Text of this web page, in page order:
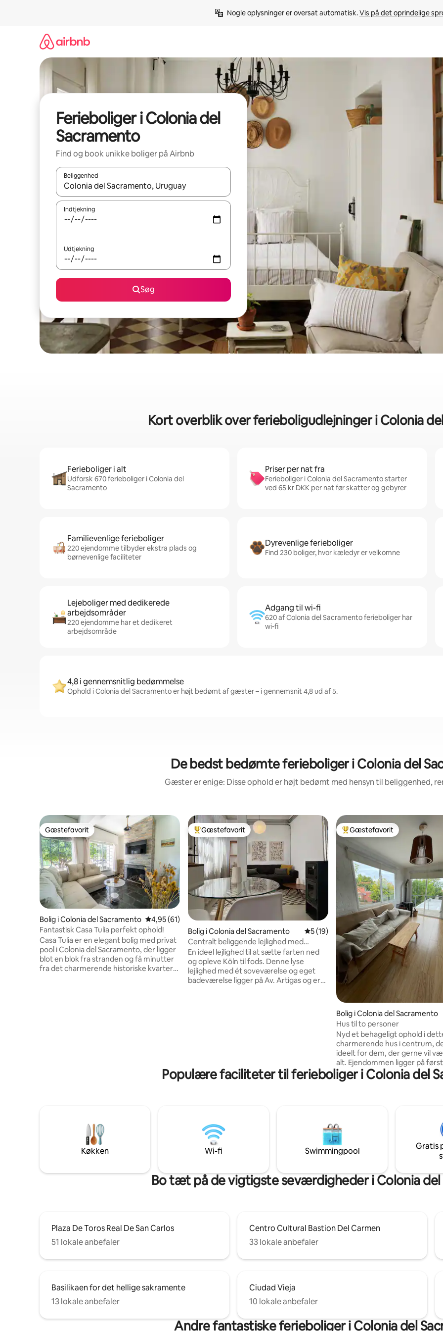
Nogle oplysninger er oversat automatisk. Vis på det oprindelige
Ferieboliger i Colonia del
Sacramento
Find og book unikke boliger på Airbnb
Beliggenhed
Når resultaterne er tilgængelige, skal du navigere med piletasterne op og ned eller se mere ved at trykke eller stryge.
Indtjekning
Udtjekning
Søg
Kort overblik over ferieboligudlejninger i Colonia
Ferieboliger i alt
Udforsk 670 ferieboliger i Colonia del
Sacramento
Priser per nat fra
Ferieboliger i Colonia del Sacramento starter
ved 65 kr DKK per nat før skatter og gebyrer
Familievenlige ferieboliger
220 ejendomme tilbyder ekstra plads og
børnevenlige faciliteter
Dyrevenlige ferieboliger
Find 230 boliger, hvor kæledyr er velkomne
Lejeboliger med dedikerede
arbejdsområder
220 ejendomme har et dedikeret
arbejdsområde
Adgang til wi-fi
620 af Colonia del Sacramento ferieboliger har
wi-fi
4,8 i gennemsnitlig bedømmelse
Ophold i Colonia del Sacramento er højt bedømt af gæster – i gennemsnit 4,8 ud af 5.
De bedst bedømte ferieboliger i Colonia del
Gæster er enige: Disse ophold er højt bedømt med hensyn til beliggenhed,
Gæstefavorit
Gæstefavorit
Bolig i Colonia del Sacramento 4,95 ud af 5 i gennemsnitlig bedømmelse, 61 omtaler
4,95 (61)
Fantastisk Casa Tulia perfekt ophold!
Casa Tulia er en elegant bolig med privat
pool i Colonia del Sacramento, der ligger
blot en blok fra stranden og få minutter
fra det charmerende historiske kvarter
Bedste gæstefavorit
Gæstefavorit
Bolig i Colonia del Sacramento 5 ud af 5 i gennemsnitlig bedømmelse,
5 (19)
Centralt beliggende lejlighed med
brændeovn
En ideel lejlighed til at sætte farten ned
og opleve Köln til fods. Denne lyse
lejlighed med ét soveværelse og eget
badeværelse ligger på Av. Artigas og er
Bedste gæstefavorit
Gæstefavorit
Bolig i Colonia del Sacramento
Hus til to personer
Nyd et behageligt ophold i
charmerende hus i centrum,
ideelt for dem, der gerne vil
alt. Ejendommen ligger på
adgang via trapper og tilbyder
hyggeligt sted, der er perfekt
et behageligt ophold, og det
funktionalitet og varme i alle rum.
egnet til kæledyr
Populære faciliteter til ferieboliger i Colonia del
Køkken Wi-fi Swimmingpool
Gratis
Bo tæt på de vigtigste seværdigheder i Colonia
Plaza De Toros Real De San Carlos
51 lokale anbefaler
Centro Cultural Bastion Del Carmen
33 lokale anbefaler
Basilikaen for det hellige sakramente
13 lokale anbefaler
Ciudad Vieja
10 lokale anbefaler
Andre fantastiske ferieboliger i Colonia del